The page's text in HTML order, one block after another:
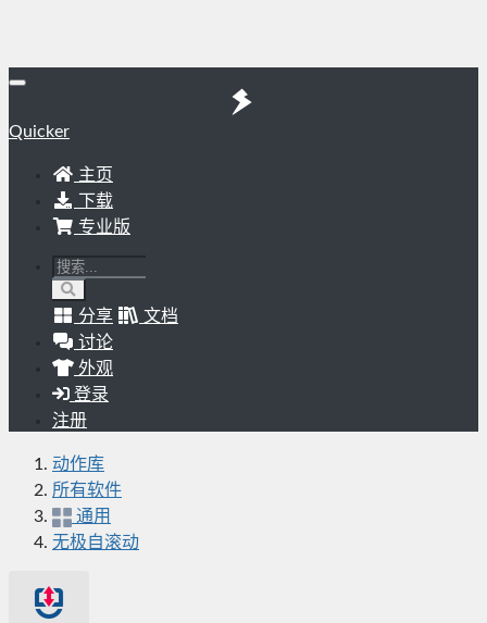
Quicker
主页
下载
专业版
分享
文档
讨论
外观
登录
注册
动作库
所有软件
通用
无极自滚动